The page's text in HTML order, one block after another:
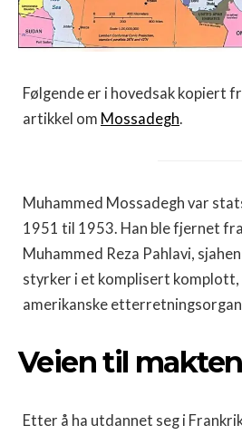
Følgende er i hovedsak kopiert
artikkel om Mossadegh.
Muhammed Mossadegh var
1951 til 1953. Han ble fjernet
Muhammed Reza Pahlavi,
styrker i et komplisert
amerikanske
Veien til makten
Etter å ha utdannet seg i